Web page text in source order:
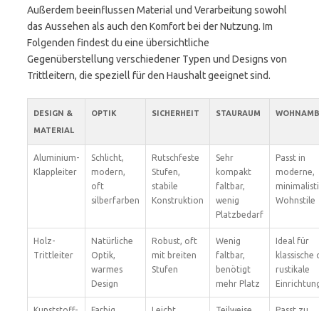
Außerdem beeinflussen Material und Verarbeitung sowohl
das Aussehen als auch den Komfort bei der Nutzung. Im
Folgenden findest du eine übersichtliche
Gegenüberstellung verschiedener Typen und Designs von
Trittleitern, die speziell für den Haushalt geeignet sind.
DESIGN &
MATERIAL
OPTIK SICHERHEIT STAURAUM
Aluminium-
Klappleiter
Schlicht,
modern,
oft
silberfarben
Rutschfeste
Stufen,
stabile
Konstruktion
Sehr
kompakt
faltbar,
wenig
Platzbedarf
Passt in
moderne,
Wohnstile
Holz-
Trittleiter
Natürliche
Optik,
warmes
Design
Robust, oft
mit breiten
Stufen
Wenig
faltbar,
benötigt
mehr Platz
Ideal für
klassische
rustikale